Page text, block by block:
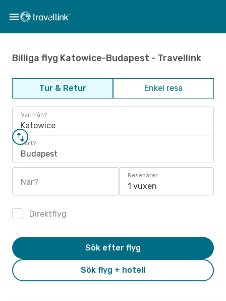
Billiga flyg Katowice-Budapest - Travellink
Tur & Retur Enkel resa
Varifrån?
Katowice
Vart?
Budapest
När?
Resenärer
1 vuxen
Direktflyg
Sök flyg + hotell
Sök efter flyg